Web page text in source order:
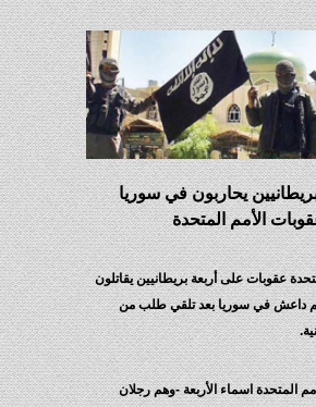
4 بريطانيين يحاربون في سوريا
الأمم المتحدة
عقوبات على أربعة بريطانيين يقاتلون
في سوريا بعد تلقي طلب من
المتحدة اسماء الأربعة -وهم رجلان